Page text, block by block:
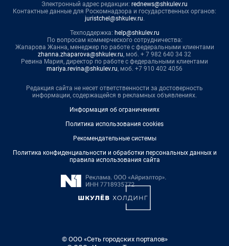
Электронный адрес редакции: rednews@shkulev.ru
Контактные данные для Роскомнадзора и государственных органов:
juristchel@shkulev.ru.
Техподдержка: help@shkulev.ru
По вопросам коммерческого сотрудничества:
Жапарова Жанна, менеджер по работе с федеральными клиентами
zhanna.zhaparova@shkulev.ru, моб. + 7 982 640 34 32
Ревина Мария, директор по работе с федеральными клиентами
mariya.revina@shkulev.ru, моб. +7 910 402 4056
Редакция сайта не несет ответственности за достоверность
информации, содержащейся в рекламных объявлениях.
Информация об ограничениях
Политика использования cookies
Рекомендательные системы
Политика конфиденциальности и обработки персональных данных и
правила использования сайта
© ООО «Сеть городских порталов»